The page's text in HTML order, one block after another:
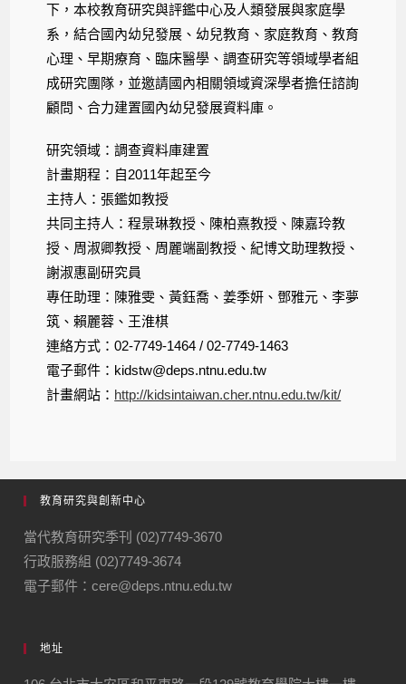
下，本校教育研究與評鑑中心及人類發展與家庭學
系，結合國內幼兒發展、幼兒教育、家庭教育、教育
心理、早期療育、臨床醫學、調查研究等領域學者組
成研究團隊，並邀請國內相關領域資深學者擔任諮詢
顧問、合力建置國內幼兒發展資料庫。
研究領域：調查資料庫建置
計畫期程：自2011年起至今
主持人：張鑑如教授
共同主持人：程景琳教授、陳柏熹教授、陳嘉玲教
授、周淑卿教授、周麗端副教授、紀博文助理教授、
謝淑惠副研究員
專任助理：陳雅雯、黃鈺喬、姜季妍、鄧雅元、李夢
筑、賴麗蓉、王淮棋
連絡方式：02-7749-1464 / 02-7749-1463
電子郵件：kidstw@deps.ntnu.edu.tw
計畫網站： http://kidsintaiwan.cher.ntnu.edu.tw/kit/
教育研究與創新中心
當代教育研究季刊 (02)7749-3670
行政服務組 (02)7749-3674
電子郵件：cere@deps.ntnu.edu.tw
地址